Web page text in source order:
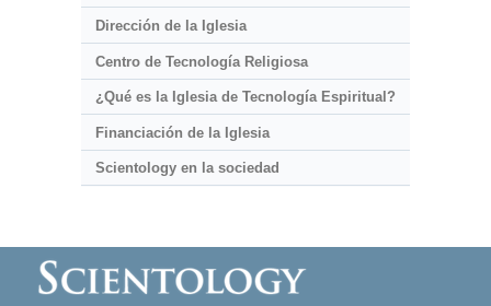
Dirección de la Iglesia
Centro de Tecnología Religiosa
¿Qué es la Iglesia de Tecnología Espiritual?
Financiación de la Iglesia
Scientology en la sociedad